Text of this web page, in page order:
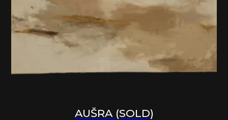
AUŠRA (SOLD)